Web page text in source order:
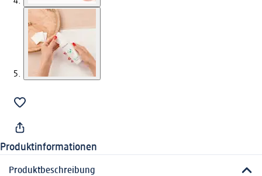
Produktinformationen
Produktbeschreibung